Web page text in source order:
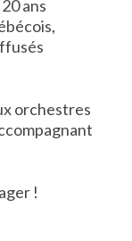
ans
orchestres
!